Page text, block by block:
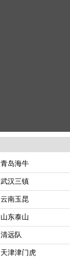
青岛海牛
武汉三镇
云南玉昆
山东泰山
清远队
天津津门虎